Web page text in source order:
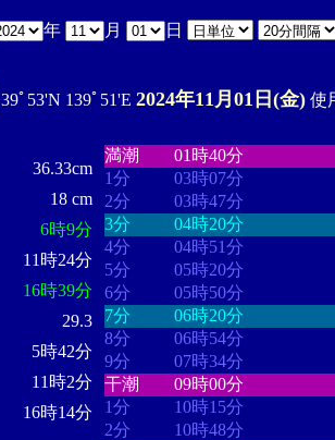
年 月 日
39ﾟ53'N 139ﾟ51'E 2024年11月01日(金) 使
36.33cm
18 cm
6時9分
11時24分
16時39分
29.3
5時42分
11時2分
16時14分
満潮
01時40分
1分
03時07分
2分
03時47分
3分
04時20分
4分
04時51分
5分
05時20分
6分
05時50分
7分
06時20分
8分
06時54分
9分
07時34分
干潮
09時00分
1分
10時15分
2分
10時48分